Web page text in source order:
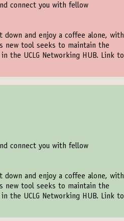
connect you with fellow
and enjoy a coffee alone, with
new tool seeks to maintain the
UCLG Networking HUB. Link to
connect you with fellow
and enjoy a coffee alone, with
new tool seeks to maintain the
UCLG Networking HUB. Link to